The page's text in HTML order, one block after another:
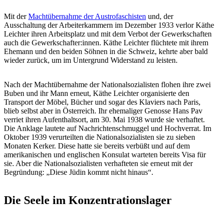
Mit derMachtübernahme der Austrofaschisten und, der
Ausschaltung der Arbeiterkammern im Dezember 1933 verlor Käthe
Leichter ihren Arbeitsplatz und mit dem Verbot der Gewerkschaften
auch die Gewerkschafter:innen. Käthe Leichter flüchtete mit ihrem
Ehemann und den beiden Söhnen in die Schweiz, kehrte aber bald
wieder zurück, um im Untergrund Widerstand zu leisten.
Nach der Machtübernahme der Nationalsozialisten flohen ihre zwei
Buben und ihr Mann erneut, Käthe Leichter organisierte den
Transport der Möbel, Bücher und sogar des Klaviers nach Paris,
blieb selbst aber in Österreich. Ihr ehemaliger Genosse Hans Pav
verriet ihren Aufenthaltsort, am 30. Mai 1938 wurde sie verhaftet.
Die Anklage lautete auf Nachrichtenschmuggel und Hochverrat. Im
Oktober 1939 verurteilten die Nationalsozialisten sie zu sieben
Monaten Kerker. Diese hatte sie bereits verbüßt und auf dem
amerikanischen und englischen Konsulat warteten bereits Visa für
sie. Aber die Nationalsozialisten verhafteten sie erneut mit der
Begründung: „Diese Jüdin kommt nicht hinaus“.
Die Seele im Konzentrationslager